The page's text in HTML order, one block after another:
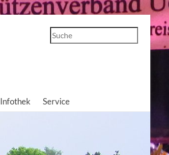
Suchen
Infothek Service